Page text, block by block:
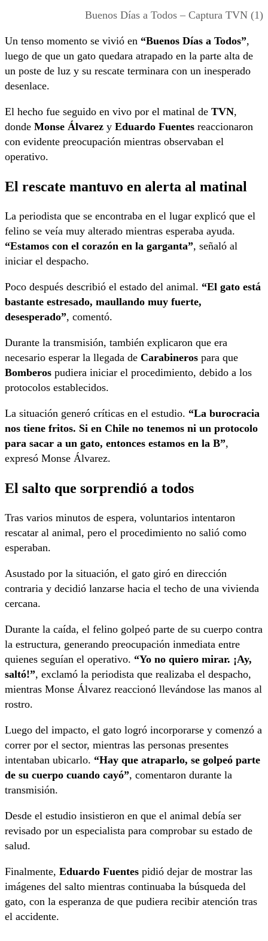
Buenos Días a Todos – Captura TVN (1)
Un tenso momento se vivió en “Buenos Días a Todos”,
luego de que un gato quedara atrapado en la parte alta de
un poste de luz y su rescate terminara con un inesperado
desenlace.
El hecho fue seguido en vivo por el matinal de TVN,
donde Monse Álvarez y Eduardo Fuentes reaccionaron
con evidente preocupación mientras observaban el
operativo.
El rescate mantuvo en alerta al matinal
La periodista que se encontraba en el lugar explicó que el
felino se veía muy alterado mientras esperaba ayuda.
“Estamos con el corazón en la garganta”, señaló al
iniciar el despacho.
Poco después describió el estado del animal. “El gato está
bastante estresado, maullando muy fuerte,
desesperado”, comentó.
Durante la transmisión, también explicaron que era
necesario esperar la llegada de Carabineros para que
Bomberos pudiera iniciar el procedimiento, debido a los
protocolos establecidos.
La situación generó críticas en el estudio. “La burocracia
nos tiene fritos. Si en Chile no tenemos ni un protocolo
para sacar a un gato, entonces estamos en la B”,
expresó Monse Álvarez.
El salto que sorprendió a todos
Tras varios minutos de espera, voluntarios intentaron
rescatar al animal, pero el procedimiento no salió como
esperaban.
Asustado por la situación, el gato giró en dirección
contraria y decidió lanzarse hacia el techo de una vivienda
cercana.
Durante la caída, el felino golpeó parte de su cuerpo contra
la estructura, generando preocupación inmediata entre
quienes seguían el operativo. “Yo no quiero mirar. ¡Ay,
saltó!”, exclamó la periodista que realizaba el despacho,
mientras Monse Álvarez reaccionó llevándose las manos al
rostro.
Luego del impacto, el gato logró incorporarse y comenzó a
correr por el sector, mientras las personas presentes
intentaban ubicarlo. “Hay que atraparlo, se golpeó parte
de su cuerpo cuando cayó”, comentaron durante la
transmisión.
Desde el estudio insistieron en que el animal debía ser
revisado por un especialista para comprobar su estado de
salud.
Finalmente, Eduardo Fuentes pidió dejar de mostrar las
imágenes del salto mientras continuaba la búsqueda del
gato, con la esperanza de que pudiera recibir atención tras
el accidente.